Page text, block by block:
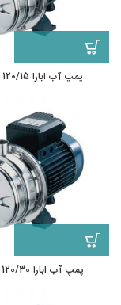
پمپ آب ابارا 2CDX 120/15
پمپ آب ابارا 2CDX 120/30